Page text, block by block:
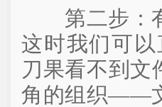
第二步：有
这时我们可
刀果看不到文
角的组织——